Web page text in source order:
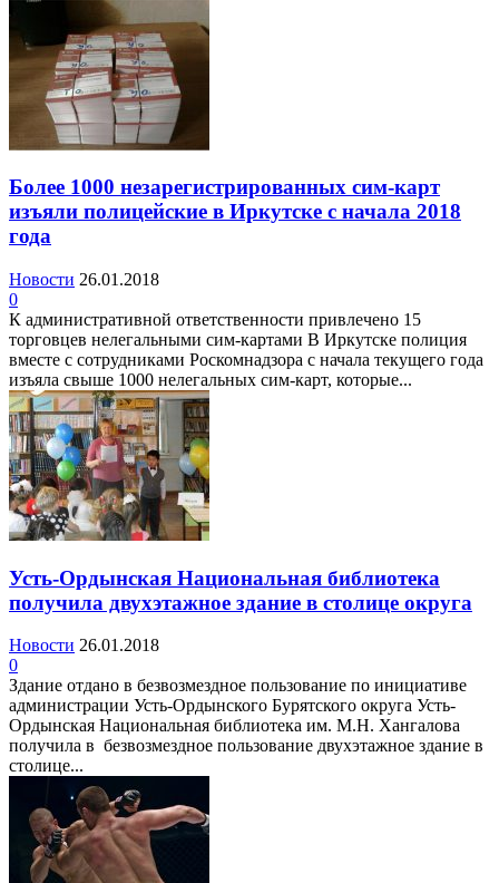
Более 1000 незарегистрированных сим-карт
изъяли полицейские в Иркутске с начала 2018
года
Новости 26.01.2018
0
К административной ответственности привлечено 15
торговцев нелегальными сим-картами В Иркутске полиция
вместе с сотрудниками Роскомнадзора с начала текущего года
изъяла свыше 1000 нелегальных сим-карт, которые...
Усть-Ордынская Национальная библиотека
получила двухэтажное здание в столице округа
Новости 26.01.2018
0
Здание отдано в безвозмездное пользование по инициативе
администрации Усть-Ордынского Бурятского округа Усть-
Ордынская Национальная библиотека им. М.Н. Хангалова
получила в безвозмездное пользование двухэтажное здание в
столице...